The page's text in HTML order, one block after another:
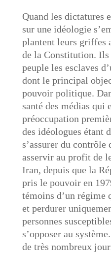
Quand les dictatures
sur une idéologie
plantent leurs griffes
de la Constitution. Ils
peuple les esclaves
dont le principal
pouvoir politique.
santé des médias qui
préoccupation
des idéologues étant
s’assurer du contrôle
asservir au profit de
Iran, depuis que la
pris le pouvoir en
témoins d’un régime
et perdurer
personnes
s’opposer au
de très nombreux